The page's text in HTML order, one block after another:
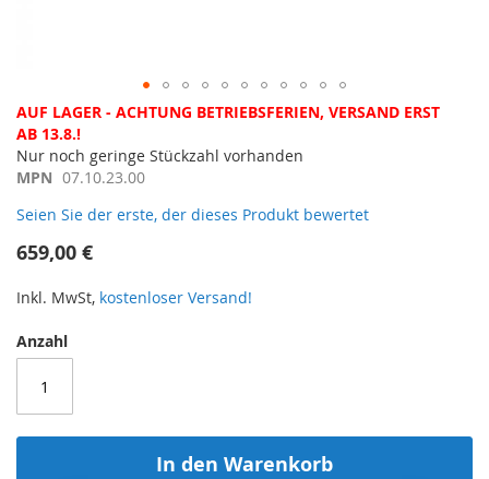
Zum
Anfang
der
Bildergalerie
AUF LAGER - ACHTUNG BETRIEBSFERIEN, VERSAND ERST
AB 13.8.!
Nur noch geringe Stückzahl vorhanden
MPN 07.10.23.00
Seien Sie der erste, der dieses Produkt bewertet
659,00 €
Inkl. MwSt, kostenloser Versand!
Anzahl
In den Warenkorb